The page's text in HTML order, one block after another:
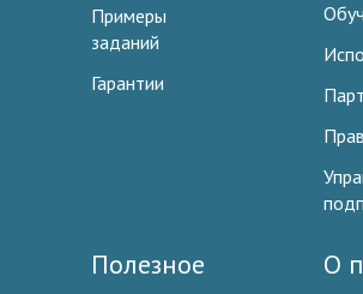
Примеры
заданий
Гарантии
Полезное О